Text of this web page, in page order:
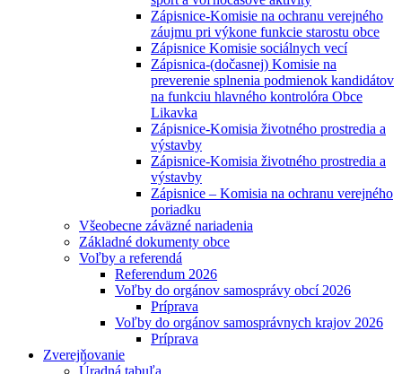
Zápisnice-Komisie na ochranu verejného
záujmu pri výkone funkcie starostu obce
Zápisnice Komisie sociálnych vecí
Zápisnica-(dočasnej) Komisie na
preverenie splnenia podmienok kandidátov
na funkciu hlavného kontrolóra Obce
Likavka
Zápisnice-Komisia životného prostredia a
výstavby
Zápisnice-Komisia životného prostredia a
výstavby
Zápisnice – Komisia na ochranu verejného
poriadku
Všeobecne záväzné nariadenia
Základné dokumenty obce
Voľby a referendá
Referendum 2026
Voľby do orgánov samosprávy obcí 2026
Príprava
Voľby do orgánov samosprávnych krajov 2026
Príprava
Zverejňovanie
Úradná tabuľa